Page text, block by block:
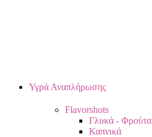
Υγρά Αναπλήρωσης
Flavorshots
Γλυκά - Φρούτα
Καπνικά